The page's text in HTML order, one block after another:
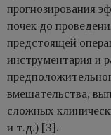
прогнозирования
почек до
предстоящей
инструментария и
вмешательства,
сложных
и т.д.) [3].